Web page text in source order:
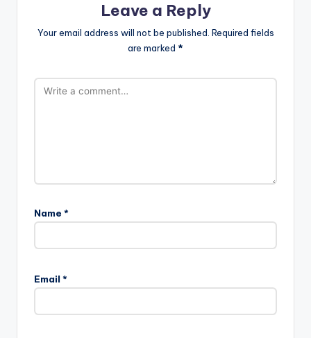
Leave a Reply
Your email address will not be published. Required fields
are marked *
Name *
Email *